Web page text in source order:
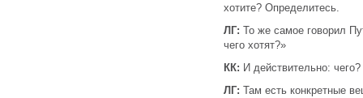
хотите? Определитесь.
ЛГ: То же самое говорил
чего хотят?»
КК: И действительно:
ЛГ: Там есть конкретные